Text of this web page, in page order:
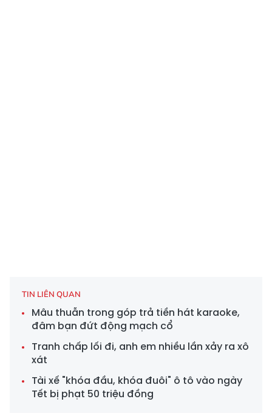
TIN LIÊN QUAN
Mâu thuẫn trong góp trả tiền hát karaoke,
đâm bạn đứt động mạch cổ
Tranh chấp lối đi, anh em nhiều lần xảy ra xô
xát
Tài xế "khóa đầu, khóa đuôi" ô tô vào ngày
Tết bị phạt 50 triệu đồng